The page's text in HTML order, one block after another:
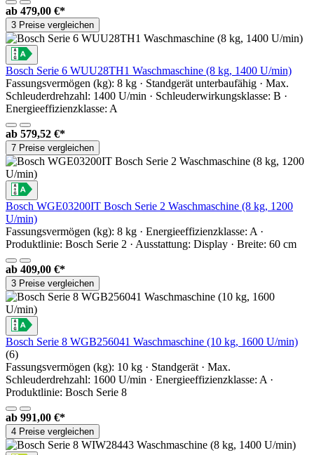
ab 479,00 €*
3 Preise vergleichen
Bosch Serie 6 WUU28TH1 Waschmaschine (8 kg, 1400 U/min)
Fassungsvermögen (kg): 8 kg · Standgerät unterbaufähig · Max.
Schleuderdrehzahl: 1400 U/min · Schleuderwirkungsklasse: B ·
Energieeffizienzklasse: A
ab 579,52 €*
7 Preise vergleichen
Bosch WGE03200IT Bosch Serie 2 Waschmaschine (8 kg, 1200
U/min)
Fassungsvermögen (kg): 8 kg · Energieeffizienzklasse: A ·
Produktlinie: Bosch Serie 2 · Ausstattung: Display · Breite: 60 cm
ab 409,00 €*
3 Preise vergleichen
Bosch Serie 8 WGB256041 Waschmaschine (10 kg, 1600 U/min)
(6)
Fassungsvermögen (kg): 10 kg · Standgerät · Max.
Schleuderdrehzahl: 1600 U/min · Energieeffizienzklasse: A ·
Produktlinie: Bosch Serie 8
ab 991,00 €*
4 Preise vergleichen